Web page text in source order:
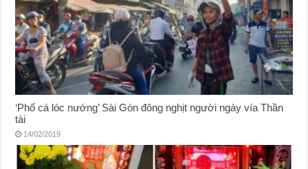
‘Phố cá lóc nướng’ Sài Gòn đông nghịt người ngày vía Thần
tài
14/02/2019